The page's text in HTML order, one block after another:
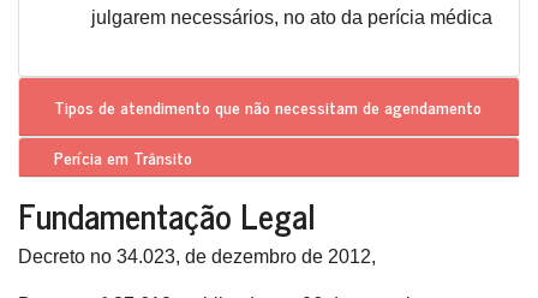
julgarem necessários, no ato da perícia médica
Tipos de atendimento que não necessitam de agendamento
Perícia em Trânsito
Fundamentação Legal
Decreto no 34.023, de dezembro de 2012,